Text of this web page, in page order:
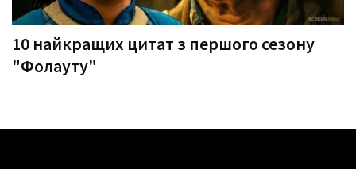
10 найкращих цитат з першого сезону
"Фолауту"